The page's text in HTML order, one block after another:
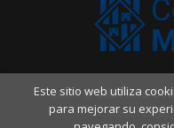
2026 ©Llibreria
Este sitio web utiliza
para mejorar su